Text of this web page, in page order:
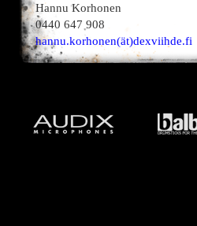
Hannu Korhonen
0440 647 908
hannu.korhonen(ät)dexviihde.fi